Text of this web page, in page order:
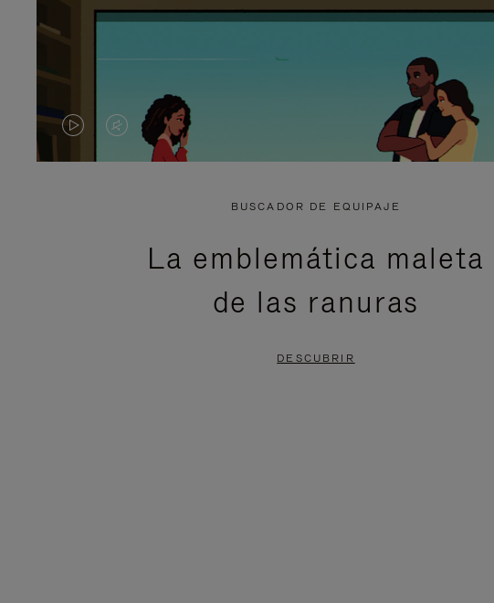
EL
PAUSADO,
EL
ESTÁ
DESACTIVADO:
BUSCADOR DE EQUIPAJE
La emblemática maleta
de las ranuras
DESCUBRIR